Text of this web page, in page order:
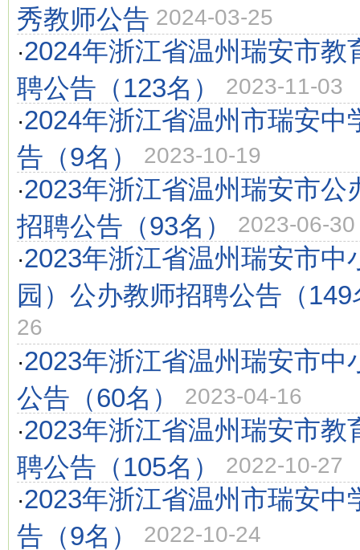
秀教师公告 2024-03-25
·2024年浙江省温州瑞安市教
聘公告（123名）
2023-11-03
·2024年浙江省温州市瑞安中
告（9名）
2023-10-19
·2023年浙江省温州瑞安市公
招聘公告（93名）
2023-06-30
·2023年浙江省温州瑞安市中
园）公办教师招聘公告（149
26
·2023年浙江省温州瑞安市中
公告（60名）
2023-04-16
·2023年浙江省温州瑞安市教
聘公告（105名）
2022-10-27
·2023年浙江省温州市瑞安中
告（9名）
2022-10-24